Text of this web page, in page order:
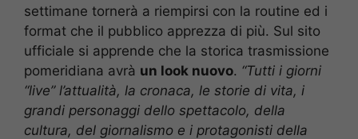
settimane tornerà a riempirsi con la routine ed i
format che il pubblico apprezza di più. Sul sito
ufficiale si apprende che la storica trasmissione
pomeridiana avrà un look nuovo. “Tutti i giorni
“live” l’attualità, la cronaca, le storie di vita, i
grandi personaggi dello spettacolo, della
cultura, del giornalismo e i protagonisti della